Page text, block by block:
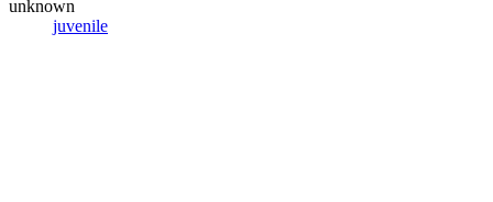
unknown
juvenile